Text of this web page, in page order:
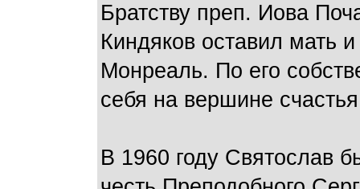
Братству преп. Иова
Киндяков оставил мать
Монреаль. По его
себя на вершине
В 1960 году Святослав